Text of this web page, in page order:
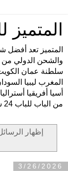
المتميز تعد
والشحن الدولي من
سلطنة عمان الكويت
المغرب ليبيا
أسيا أفريقيا
من الباب للباب 24 ساعة اسبوعيا
‏إظهار
3/26/2026